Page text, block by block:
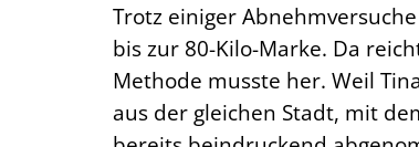
Trotz einiger
bis zur 80-Kilo-Marke. Da
Methode musste her. Weil
aus der gleichen Stadt, mit